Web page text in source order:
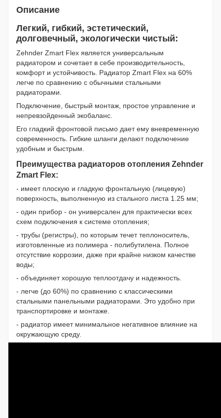
Описание
Легкий, гибкий, эстетический,
долговечный, экологически чистый:
Zehnder Zmart Flex является универсальным
радиатором и сочетает в себе производительность,
комфорт и устойчивость. Радиатор Zmart Flex на 60%
легче по сравнению с обычными стальными
радиаторами.
Подключение, быстрый монтаж, простое управление и
непревзойденный экобаланс.
Его гладкий фронтовой письмо дает ему вневременную
современность. Гибкие шланги делают подключение
удобным и быстрым.
Преимущества радиаторов отопления Zehnder
Zmart Flex:
- имеет плоскую и гладкую фронтальную (лицевую)
поверхность, выполненную из стального листа 1.25 мм;
- один прибор - он универсален для практически всех
схем подключения к системе отопления;
- трубы (регистры), по которым течет теплоноситель,
изготовленные из полимера - полибутилена. Полное
отсутствие коррозии, даже при крайне низком качестве
воды;
- объединяет хорошую теплоотдачу и надежность.
- легче (до 60%) по сравнению с классическими
стальными панельными радиаторами. Это удобно при
транспортировке и монтаже.
- радиатор имеет минимальное негативное влияние на
окружающую среду.